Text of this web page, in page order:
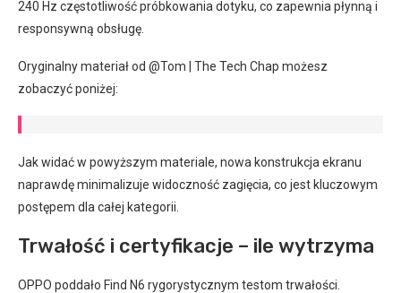
240 Hz częstotliwość próbkowania dotyku, co zapewnia płynną i
responsywną obsługę.
Oryginalny materiał od @Tom | The Tech Chap możesz
zobaczyć poniżej:
Jak widać w powyższym materiale, nowa konstrukcja ekranu
naprawdę minimalizuje widoczność zagięcia, co jest kluczowym
postępem dla całej kategorii.
Trwałość i certyfikacje – ile wytrzyma
OPPO poddało Find N6 rygorystycznym testom trwałości.